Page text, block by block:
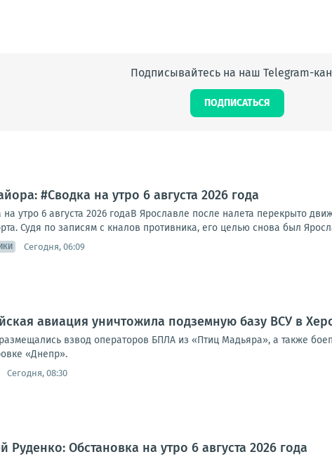
Подписывайтесь на наш Telegram-
ПОДПИСАТЬСЯ
#Сводка на утро 6 августа 2026 года
на утро 6 августа 2026 годаВ Ярославле после налета перекрыто
Судя по записям с кналов противника, его целью снова был
Сегодня, 06:09
авиация уничтожила подземную базу ВСУ в
взвод операторов БПЛА из «Птиц Мадьяра», а также
«Днепр».
Сегодня, 08:30
Руденко: Обстановка на утро 6 августа 2026 года